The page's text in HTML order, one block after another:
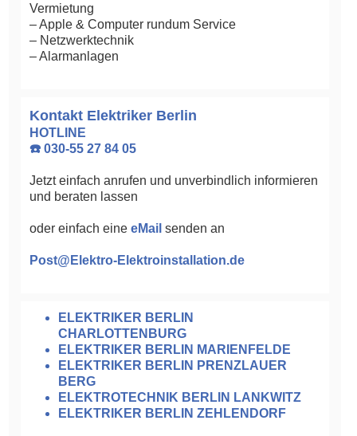
Vermietung
– Apple & Computer rundum Service
– Netzwerktechnik
– Alarmanlagen
Kontakt Elektriker Berlin
HOTLINE
☎️ 030-55 27 84 05
Jetzt einfach anrufen und unverbindlich informieren
und beraten lassen
oder einfach eine eMail senden an
Post@Elektro-Elektroinstallation.de
ELEKTRIKER BERLIN
CHARLOTTENBURG
ELEKTRIKER BERLIN MARIENFELDE
ELEKTRIKER BERLIN PRENZLAUER
BERG
ELEKTROTECHNIK BERLIN LANKWITZ
ELEKTRIKER BERLIN ZEHLENDORF